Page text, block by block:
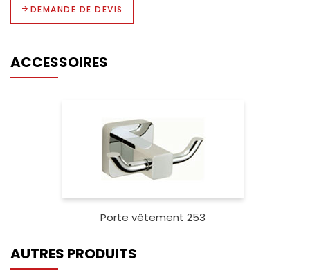
DEMANDE DE DEVIS
ACCESSOIRES
Porte vêtement 253
AUTRES PRODUITS